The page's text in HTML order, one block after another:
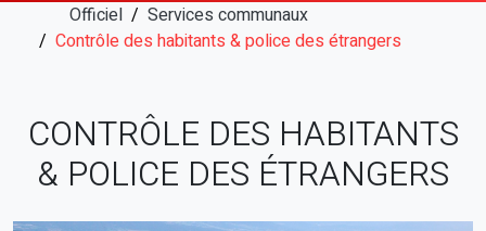
Officiel
Services communaux
Contrôle des habitants & police des étrangers
CONTRÔLE DES HABITANTS
& POLICE DES ÉTRANGERS